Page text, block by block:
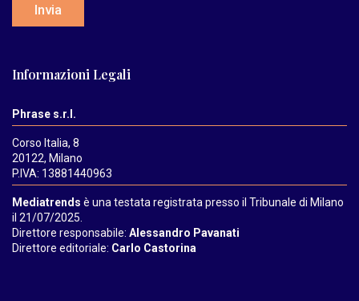
Invia
Informazioni Legali
Phrase s.r.l.
Corso Italia, 8
20122, Milano
P.IVA: 13881440963
Mediatrends è una testata registrata presso il Tribunale di Milano
il 21/07/2025.
Direttore responsabile: Alessandro Pavanati
Direttore editoriale: Carlo Castorina